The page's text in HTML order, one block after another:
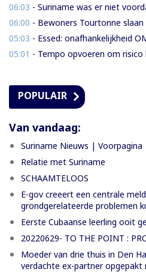
06:03 - Suriname was er niet voordat de
06:00 - Bewoners Tourtonne slaan alarm over toenemende prostitutie,
05:03 - Essed: onafhankelijkheid OM mag
05:01 - Tempo opvoeren om risico
POPULAIR
Van vandaag:
Suriname Nieuws | Voorpagina
Relatie met Suriname
SCHAAMTELOOS
E-gov creeert een centrale
grondgerelateerde problemen
Eerste Cubaanse leerling ooit
20220629- TO THE POINT :
Moeder van drie thuis in Den
verdachte ex-partner opgepakt